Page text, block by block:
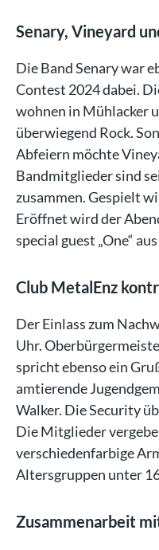
Senary, Vineyard
Die Band Senary war
Contest 2024 dabei.
wohnen in Mühlacker
überwiegend Rock.
Abfeiern möchte
Bandmitglieder sind
zusammen. Gespielt
Eröffnet wird der
special guest „One“
Club MetalEnz
Der Einlass zum
Uhr.
spricht ebenso ein
amtierende
Walker. Die Security
Die Mitglieder
verschiedenfarbige
Altersgruppen unter
Zusammenarbeit